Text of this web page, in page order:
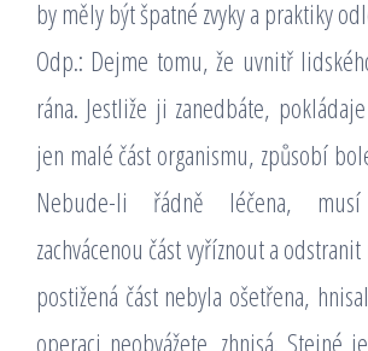
by měly být špatné zvyky a praktiky
Odp.: Dejme tomu, že uvnitř
rána. Jestliže ji zanedbáte,
jen malé část organismu, způsobí
Nebude-li řádně léčena,
zachvácenou část vyříznout a
postižená část nebyla ošetřena,
operaci neobvážete, zhnisá. Stejné